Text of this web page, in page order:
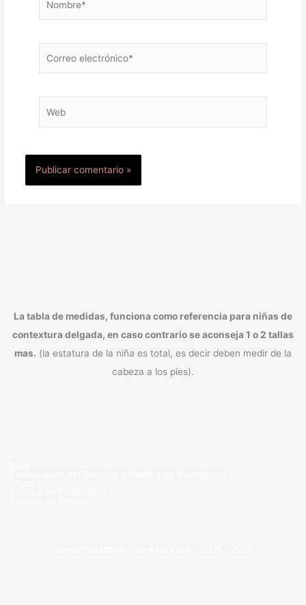
La tabla de medidas, funciona como referencia para niñas de
contextura delgada, en caso contrario se aconseja 1 o 2 tallas
mas. (la estatura de la niña es total, es decir deben medir de la
cabeza a los pies).
electrónico*